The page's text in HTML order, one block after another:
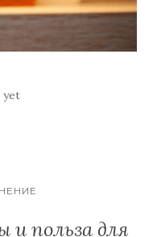
yet
и польза для